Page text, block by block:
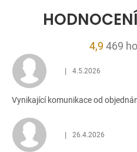
4,9
4,9
469
Hodnocení obchodu
| 4.5.2026
Vynikající komunikace od
Hodnocení obchodu
| 26.4.2026